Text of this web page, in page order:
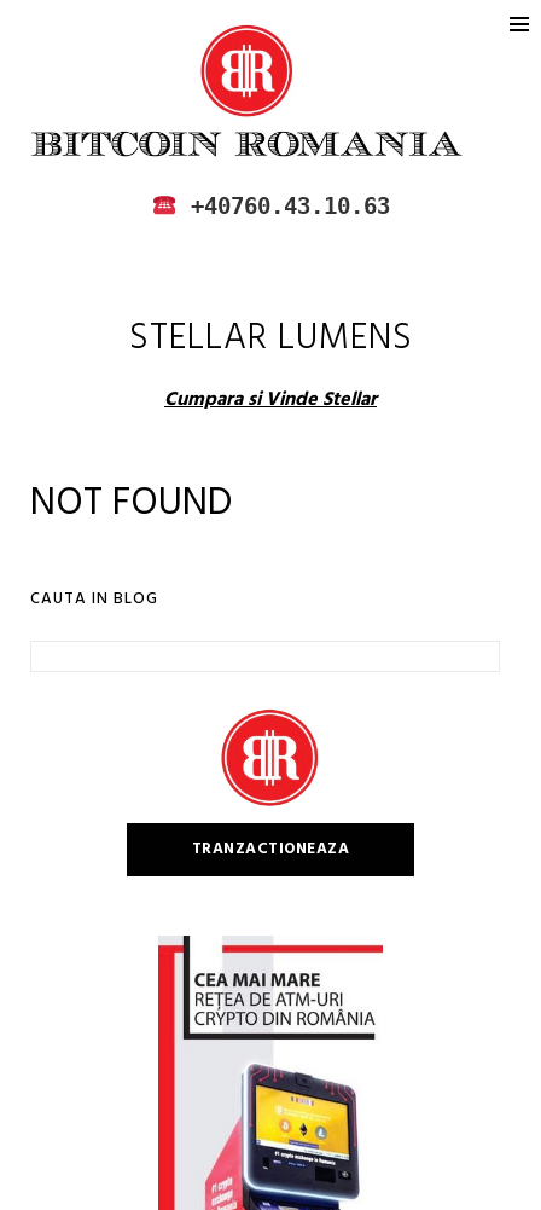
BITCOIN ROMANIA
CUMPARA SI VINDE BITCOIN IN
+40760.43.10.63
STELLAR LUMENS
Cumpara si Vinde Stellar
NOT FOUND
CAUTA IN BLOG
TRANZACTIONEAZA